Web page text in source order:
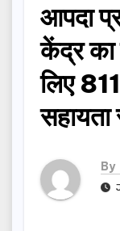
आपदा
केंद्र का
लिए
By